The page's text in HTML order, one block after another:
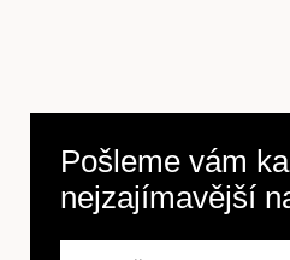
Pošleme vám
nejzajímavější